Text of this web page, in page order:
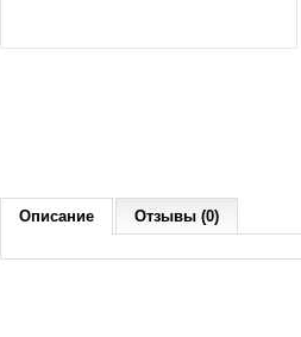
Описание Отзывы (0)